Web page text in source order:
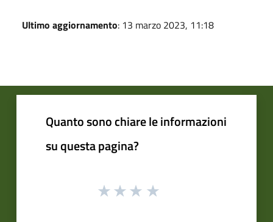
Ultimo aggiornamento: 13 marzo 2023, 11:18
Quanto sono chiare le informazioni
su questa pagina?